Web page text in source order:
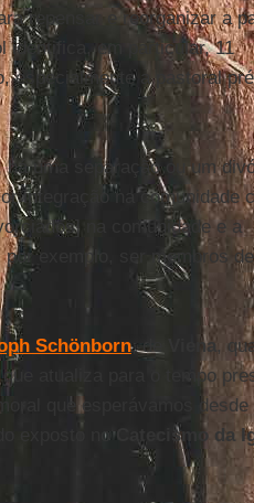
repensar e reorganizar a
identifica, em particular, 11
especialmente a pastoral
há uma separação ou um
integração na comunidade
na comunidade e a
exemplo, ser membros de
Schönborn, de Viena,
atualiza para o tempo
que esperávamos desde
exposto no Catecismo da